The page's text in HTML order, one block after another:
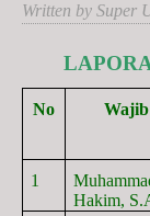
Written by Super
No
1
Hakim,